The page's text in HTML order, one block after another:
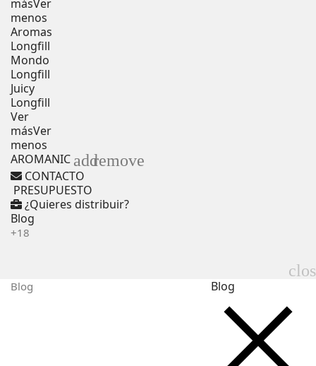
másVer
menos
Aromas
Longfill
Mondo
Longfill
Juicy
Longfill
Ver
másVer
menos
AROMANIC addremove
CONTACTO
PRESUPUESTO
¿Quieres distribuir?
Blog
+18
Blog Blog